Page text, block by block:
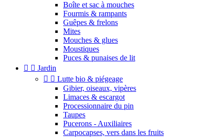
Boîte et sac à mouches
Fourmis & rampants
Guêpes & frelons
Mites
Mouches & glues
Moustiques
Puces & punaises de lit
  Jardin
  Lutte bio & piégeage
Gibier, oiseaux, vipères
Limaces & escargot
Processionnaire du pin
Taupes
Pucerons - Auxiliaires
Carpocapses, vers dans les fruits